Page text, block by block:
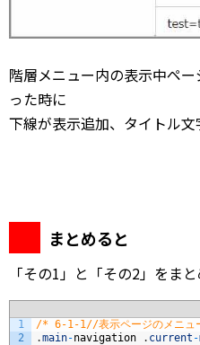
階層メニュー内の表示中ペ
った時に
下線が表示追加、タイトル文
まとめると
「その1」と「その2」をま
1
2
/* 6-1-1//表示ページのメニュ
.main-navigation . current -